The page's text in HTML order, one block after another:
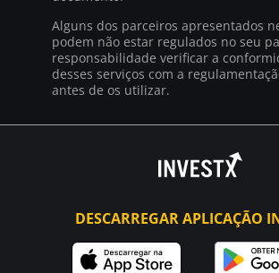
Alguns dos parceiros apresentados
podem não estar regulados no seu
responsabilidade verificar a
desses serviços com a
antes de os utilizar.
DESCARREGAR APLICAÇÃO